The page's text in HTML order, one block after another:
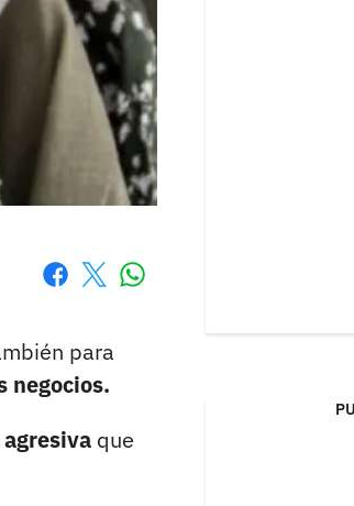
para
negocios.
que